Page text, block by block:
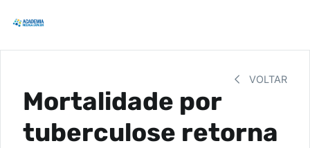
VOLTAR
Mortalidade por
tuberculose retorna